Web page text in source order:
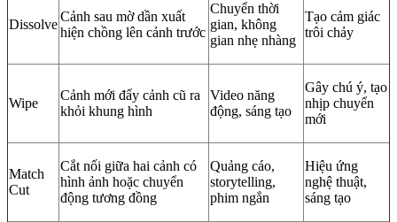
Dissolve
Cảnh sau mờ dần xuất
hiện chồng lên cảnh trước
Chuyển thời
gian, không
gian nhẹ nhàng
Tạo cảm giác
trôi chảy
Wipe
Cảnh mới đẩy cảnh cũ ra
khỏi khung hình
Video năng
động, sáng tạo
Gây chú ý, tạo
nhịp chuyển
mới
Match
Cut
Cắt nối giữa hai cảnh có
hình ảnh hoặc chuyển
động tương đồng
Quảng cáo,
storytelling,
phim ngắn
Hiệu ứng
nghệ thuật,
sáng tạo